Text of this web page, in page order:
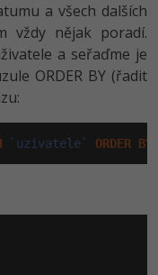
a všech dalších
vždy nějak poradí.
a seřaďme je
ORDER BY (řadit
`uzivatele` ORDER BY